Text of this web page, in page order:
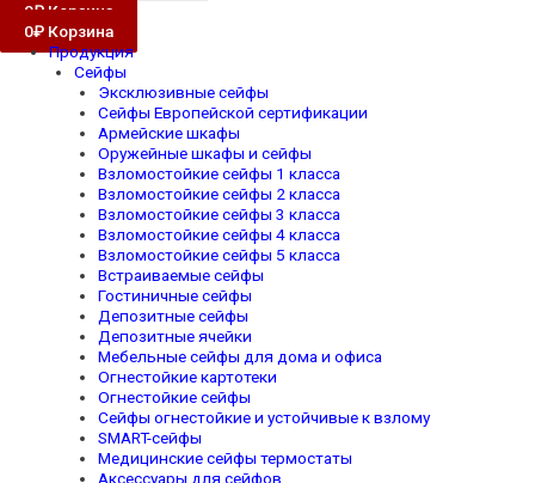
0₽ Корзина
0₽ Корзина
Продукция
Сейфы
Эксклюзивные сейфы
Сейфы Европейской сертификации
Армейские шкафы
Оружейные шкафы и сейфы
Взломостойкие сейфы 1 класса
Взломостойкие сейфы 2 класса
Взломостойкие сейфы 3 класса
Взломостойкие сейфы 4 класса
Взломостойкие сейфы 5 класса
Встраиваемые сейфы
Гостиничные сейфы
Депозитные сейфы
Депозитные ячейки
Мебельные сейфы для дома и офиса
Огнестойкие картотеки
Огнестойкие сейфы
Сейфы огнестойкие и устойчивые к взлому
SMART-сейфы
Медицинские сейфы термостаты
Аксессуары для сейфов